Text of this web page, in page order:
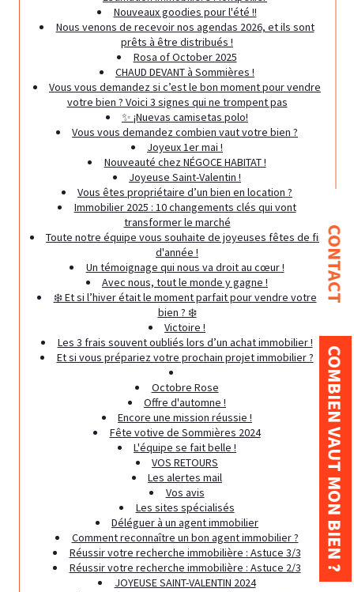
CONTACT
COMBIEN VAUT MON BIEN ?
Nouveaux goodies pour l'été !!
Nous venons de recevoir nos agendas 2026, et ils sont
prêts à être distribués !
Rosa of October 2025
CHAUD DEVANT à Sommières !
Vous vous demandez si c’est le bon moment pour vendre
votre bien ? Voici 3 signes qui ne trompent pas
✨ ¡Nuevas camisetas polo!
Vous vous demandez combien vaut votre bien ?
Joyeux 1er mai !
Nouveauté chez NÉGOCE HABITAT !
Joyeuse Saint-Valentin !
Vous êtes propriétaire d’un bien en location ?
Immobilier 2025 : 10 changements clés qui vont
transformer le marché
Toute notre équipe vous souhaite de joyeuses fêtes de fin
d'année !
Un témoignage qui nous va droit au cœur !
Avec nous, tout le monde y gagne !
❄️ Et si l’hiver était le moment parfait pour vendre votre
bien ? ❄️
Victoire !
Les 3 frais souvent oubliés lors d’un achat immobilier !
Et si vous prépariez votre prochain projet immobilier ?
Octobre Rose
Offre d'automne !
Encore une mission réussie !
Fête votive de Sommières 2024
L'équipe se fait belle !
VOS RETOURS
Les alertes mail
Vos avis
Les sites spécialisés
Déléguer à un agent immobilier
Comment reconnaître un bon agent immobilier ?
Réussir votre recherche immobilière : Astuce 3/3
Réussir votre recherche immobilière : Astuce 2/3
JOYEUSE SAINT-VALENTIN 2024